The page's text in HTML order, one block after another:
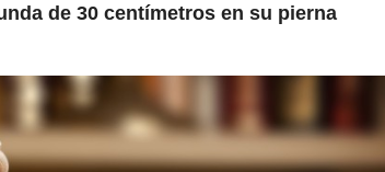
de 30 centímetros en su pierna